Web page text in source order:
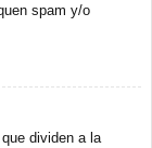
spam y/o
dividen a la